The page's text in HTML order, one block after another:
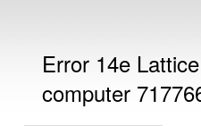
Error 14e
computer